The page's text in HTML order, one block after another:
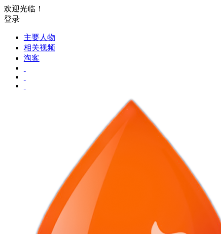
欢迎光临！
登录
主要人物
相关视频
淘客